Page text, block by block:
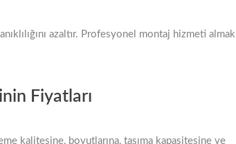
azaltır. Profesyonel montaj hizmeti almak
Fiyatları
kalitesine, boyutlarına, taşıma kapasitesine ve